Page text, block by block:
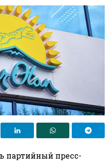
партийный пресс-